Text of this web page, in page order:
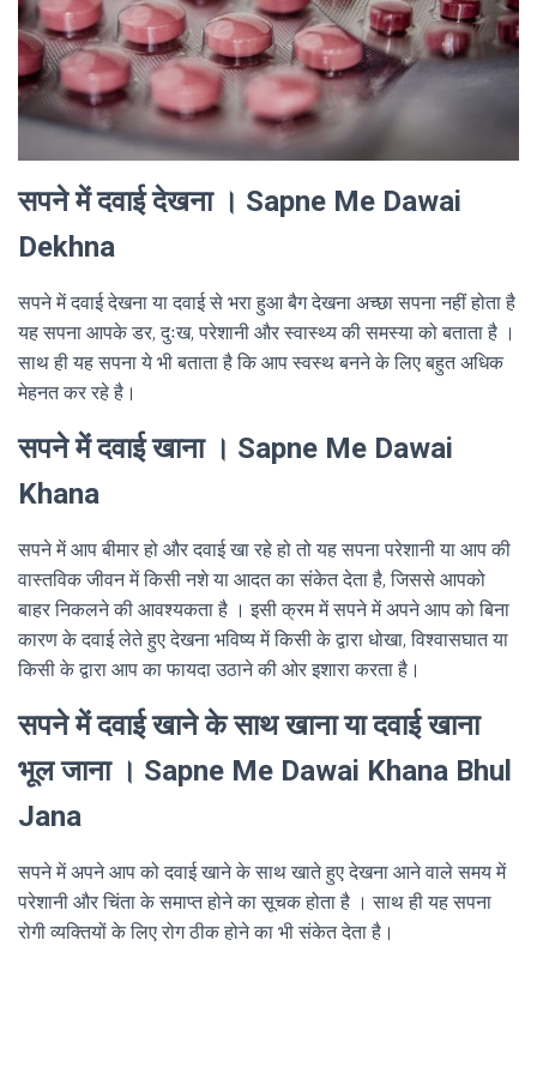
सपने में दवाई देखना । Sapne Me Dawai
Dekhna
सपने में दवाई देखना या दवाई से भरा हुआ बैग देखना अच्छा सपना नहीं होता है
यह सपना आपके डर, दुःख, परेशानी और स्वास्थ्य की समस्या को बताता है ।
साथ ही यह सपना ये भी बताता है कि आप स्वस्थ बनने के लिए बहुत अधिक
मेहनत कर रहे है।
सपने में दवाई खाना । Sapne Me Dawai
Khana
सपने में आप बीमार हो और दवाई खा रहे हो तो यह सपना परेशानी या आप की
वास्तविक जीवन में किसी नशे या आदत का संकेत देता है, जिससे आपको
बाहर निकलने की आवश्यकता है । इसी क्रम में सपने में अपने आप को बिना
कारण के दवाई लेते हुए देखना भविष्य में किसी के द्वारा धोखा, विश्वासघात या
किसी के द्वारा आप का फायदा उठाने की ओर इशारा करता है।
सपने में दवाई खाने के साथ खाना या दवाई खाना
भूल जाना । Sapne Me Dawai Khana Bhul
Jana
सपने में अपने आप को दवाई खाने के साथ खाते हुए देखना आने वाले समय में
परेशानी और चिंता के समाप्त होने का सूचक होता है । साथ ही यह सपना
रोगी व्यक्तियों के लिए रोग ठीक होने का भी संकेत देता है।